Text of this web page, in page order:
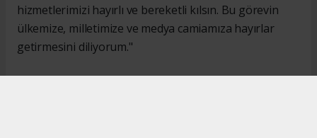
hizmetlerimizi hayırlı ve bereketli kılsın. Bu görevin
ülkemize, milletimize ve medya camiamıza hayırlar
getirmesini diliyorum."